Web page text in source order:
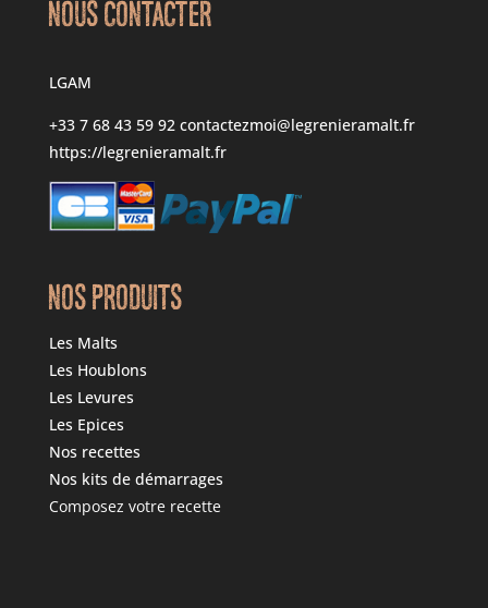
NOUS CONTACTER
LGAM
+33 7 68 43 59 92 contactezmoi@legrenieramalt.fr
https://legrenieramalt.fr
NOS PRODUITS
Les Malts
Les Houblons
Les Levures
Les Epices
Nos recettes
Nos kits de démarrages
Composez votre recette